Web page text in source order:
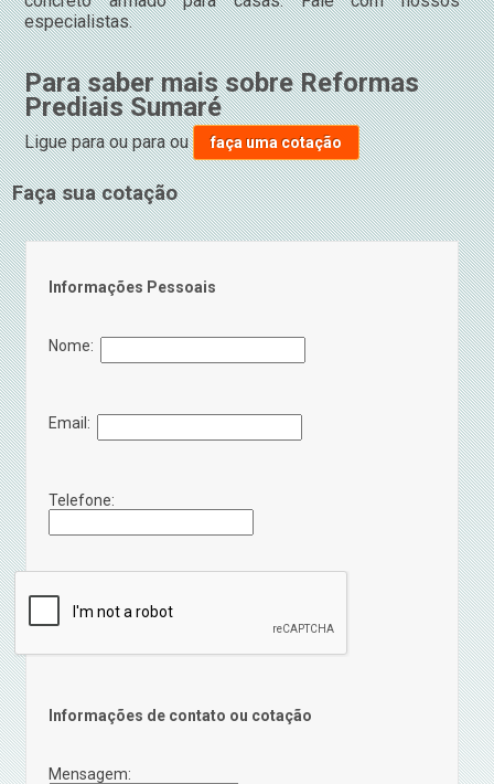
especialistas.
Para saber mais sobre Reformas
Prediais Sumaré
Ligue paraou paraou faça uma cotação
Faça sua cotação
Informações Pessoais
Nome:
Email:
Telefone:
Informações de contato ou cotação
Mensagem: